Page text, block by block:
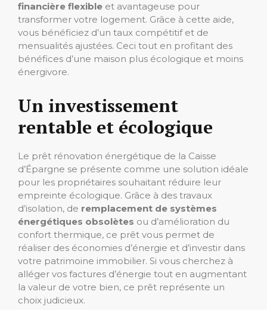
financière flexible et avantageuse pour
transformer votre logement. Grâce à cette aide,
vous bénéficiez d’un taux compétitif et de
mensualités ajustées. Ceci tout en profitant des
bénéfices d’une maison plus écologique et moins
énergivore.
Un investissement
rentable et écologique
Le prêt rénovation énergétique de la Caisse
d’Épargne se présente comme une solution idéale
pour les propriétaires souhaitant réduire leur
empreinte écologique. Grâce à des travaux
d’isolation, de remplacement de systèmes
énergétiques obsolètes ou d’amélioration du
confort thermique, ce prêt vous permet de
réaliser des économies d’énergie et d’investir dans
votre patrimoine immobilier. Si vous cherchez à
alléger vos factures d’énergie tout en augmentant
la valeur de votre bien, ce prêt représente un
choix judicieux.